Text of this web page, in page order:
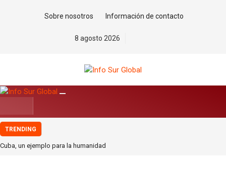
Sobre nosotros Información de contacto
8 agosto 2026
TRENDING
Cuba, un ejemplo para la humanidad